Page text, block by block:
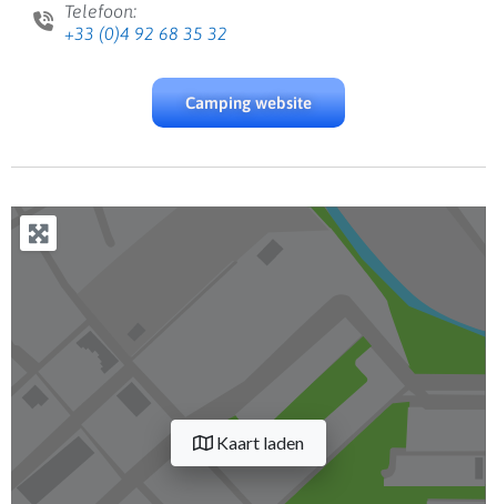
Telefoon:
+33 (0)4 92 68 35 32
Camping website
Kaart laden